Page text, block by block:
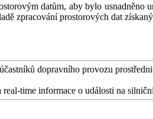
datům, aby bylo
zpracování prostorových dat
dopravního provozu
real-time informace o události na